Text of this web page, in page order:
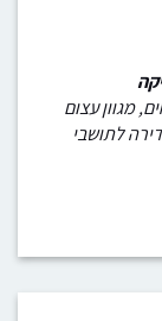
מגוון עצום
לתושבי